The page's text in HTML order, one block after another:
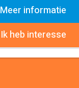
Meer informatie
Ik heb interesse